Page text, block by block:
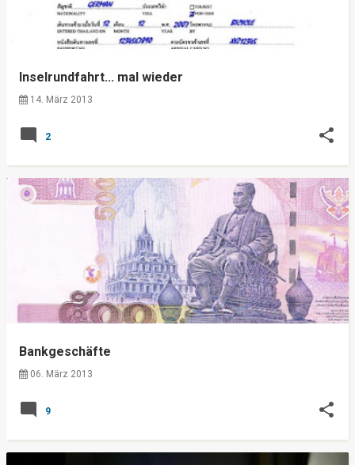
Inselrundfahrt... mal wieder
14. März 2013
2
Bankgeschäfte
06. März 2013
9